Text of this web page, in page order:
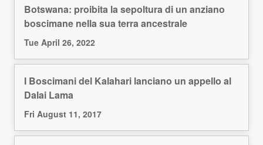
Botswana: proibita la sepoltura di un anziano
boscimane nella sua terra ancestrale
Tue April 26, 2022
I Boscimani del Kalahari lanciano un appello al
Dalai Lama
Fri August 11, 2017